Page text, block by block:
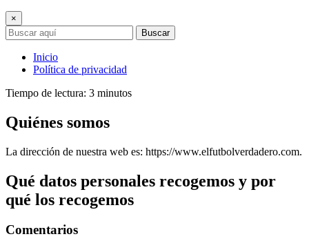
×
Buscar
Inicio
Política de privacidad
Tiempo de lectura: 3 minutos
Quiénes somos
La dirección de nuestra web es: https://www.elfutbolverdadero.com.
Qué datos personales recogemos y por
qué los recogemos
Comentarios